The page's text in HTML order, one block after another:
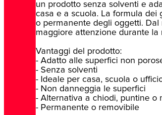
un prodotto senza solventi e
casa e a scuola. La formula
o permanente degli oggetti.
maggiore attenzione durante la
Vantaggi del prodotto:
- Adatto alle superfici non
- Senza solventi
- Ideale per casa, scuola o
- Non danneggia le superfici
- Alternativa a chiodi, puntine o
- Permanente o removibile